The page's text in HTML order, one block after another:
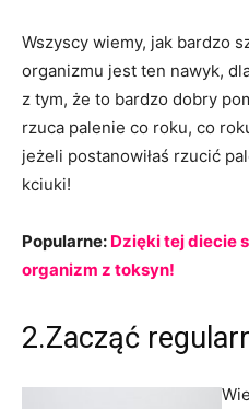
Wszyscy wiemy, jak bardzo
organizmu jest ten nawyk,
z tym, że to bardzo dobry
rzuca palenie co roku, co
jeżeli postanowiłaś rzucić
kciuki!
Popularne: Dzięki tej diecie
organizm z toksyn!
2.Zacząć